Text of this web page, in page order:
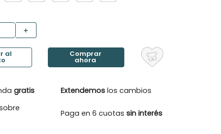
＋
gratis
Extendemos los cambios
Paga en 6 cuotassin interés